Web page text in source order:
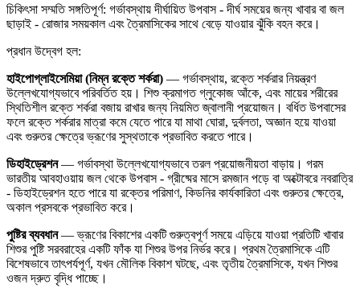
চিকিৎসা সম্মতি সঙ্গতিপূর্ণ: গর্ভাবস্থায় দীর্ঘায়িত উপবাস - দীর্ঘ সময়ের জন্য খাবার বা জল
ছাড়াই - রোজার সময়কাল এবং ত্রৈমাসিকের সাথে বেড়ে যাওয়ার ঝুঁকি বহন করে।
প্রধান উদ্বেগ হল:
হাইপোগ্লাইসেমিয়া (নিম্ন রক্তে শর্করা) — গর্ভাবস্থায়, রক্তে শর্করার নিয়ন্ত্রণ
উল্লেখযোগ্যভাবে পরিবর্তিত হয়। শিশু ক্রমাগত গ্লুকোজ আঁকে, এবং মায়ের শরীরের
স্থিতিশীল রক্তে শর্করা বজায় রাখার জন্য নিয়মিত জ্বালানী প্রয়োজন। বর্ধিত উপবাসের
ফলে রক্তে শর্করার মাত্রা কমে যেতে পারে যা মাথা ঘোরা, দুর্বলতা, অজ্ঞান হয়ে যাওয়া
এবং গুরুতর ক্ষেত্রে ভ্রূণের সুস্থতাকে প্রভাবিত করতে পারে।
ডিহাইড্রেশন— গর্ভাবস্থা উল্লেখযোগ্যভাবে তরল প্রয়োজনীয়তা বাড়ায়। গরম
ভারতীয় আবহাওয়ায় জল থেকে উপবাস - গ্রীষ্মের মাসে রমজান পড়ে বা অক্টোবরে নবরাত্রি
- ডিহাইড্রেশন হতে পারে যা রক্তের পরিমাণ, কিডনির কার্যকারিতা এবং গুরুতর ক্ষেত্রে,
অকাল প্রসবকে প্রভাবিত করে।
পুষ্টির ব্যবধান— ভ্রূণের বিকাশের একটি গুরুত্বপূর্ণ সময়ে এড়িয়ে যাওয়া প্রতিটি খাবার
শিশুর পুষ্টি সরবরাহের একটি ফাঁক যা শিশুর উপর নির্ভর করে। প্রথম ত্রৈমাসিকে এটি
বিশেষভাবে তাৎপর্যপূর্ণ, যখন মৌলিক বিকাশ ঘটছে, এবং তৃতীয় ত্রৈমাসিকে, যখন শিশুর
ওজন দ্রুত বৃদ্ধি পাচ্ছে।